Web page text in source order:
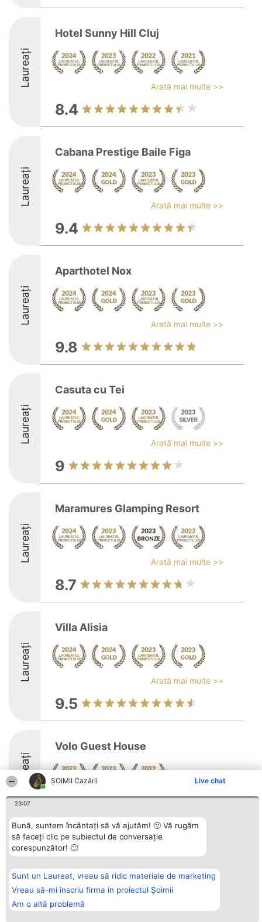
ȘOIMII Cazării Live chat
23:07
Bună, suntem încântați să vă ajutăm! 🙂 Vă rugăm
să faceți clic pe subiectul de conversație
corespunzător! 🙂
Sunt un Laureat, vreau să ridic materiale de marketing
Vreau să-mi înscriu firma in proiectul Șoimii
Am o altă problemă
Laureați
Hotel Sunny Hill Cluj
Arată mai multe >>
8.4
Laureați
Cabana Prestige Baile Figa
Arată mai multe >>
9.4
Laureați
Aparthotel Nox
Arată mai multe >>
9.8
Laureați
Casuta cu Tei
Arată mai multe >>
9
Laureați
Maramures Glamping Resort
Arată mai multe >>
8.7
Laureați
Villa Alisia
Arată mai multe >>
9.5
Laureați
Volo Guest House
Organizator Ranking
BRIGHT SOLUTIONS BR SRL
Sc. A Et. 4 Ap. 13 Cod 061952
București
CUI 36737675
Laureaților
Reguli
Statut